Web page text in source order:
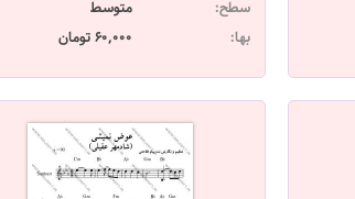
سطح:
متوسط
بها:
60,000 تومان